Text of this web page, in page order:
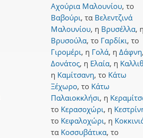
Αχούρια Μαλουνίου, το
Βαβούρι, τα Βελεντζινά
Μαλουνίου, η Βρυσέλλα, η
Βρυσούλα, το Γαρδίκι, το
Γιρομέρι, η Γολά, η Δάφνη,
Δονάτος, η Ελαία, η
η Καμίτσανη, το Κάτω
Ξέχωρο, το Κάτω
Παλαιοκκλήσι, η
το Κερασοχώρι, η
το Κεφαλοχώρι, η
τα Κοσσυβάτικα, το